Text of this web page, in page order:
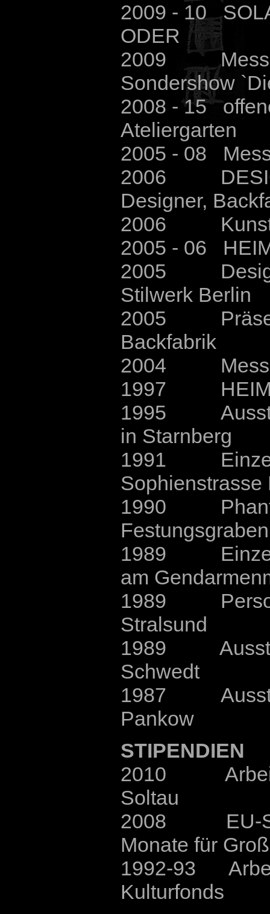
2009 - 10
ODER
2009 Messe
Sondershow
2008 - 15
Ateliergarten
2005 - 08
2006
Designer,
2006
2005 - 06
2005 Design
Stilwerk Berlin
2005
Backfabrik
2004 Messe
1997
1995
in Starnberg
1991
Sophienstrasse
1990
1989
am
1989
Stralsund
1989
Schwedt
1987
Pankow
STIPENDIEN
2010
Soltau
2008 EU-
Monate für
1992-93
Kulturfonds